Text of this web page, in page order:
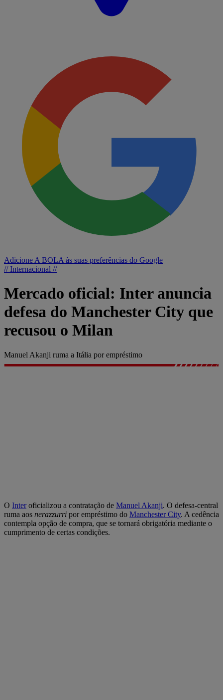
Adicione A BOLA às suas preferências do Google
// Internacional //
Mercado oficial: Inter anuncia
defesa do Manchester City que
recusou o Milan
Manuel Akanji ruma a Itália por empréstimo
O Interoficializou a contratação de Manuel Akanji. O defesa-central
ruma aos nerazzurri por empréstimo do Manchester City. A cedência
contempla opção de compra, que se tornará obrigatória mediante o
cumprimento de certas condições.